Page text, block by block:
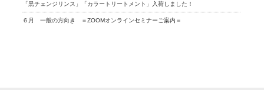
「黒チェンジリンス」「カラートリートメント」入荷しました！
６月 一般の方向き ＝ZOOMオンラインセミナーご案内＝